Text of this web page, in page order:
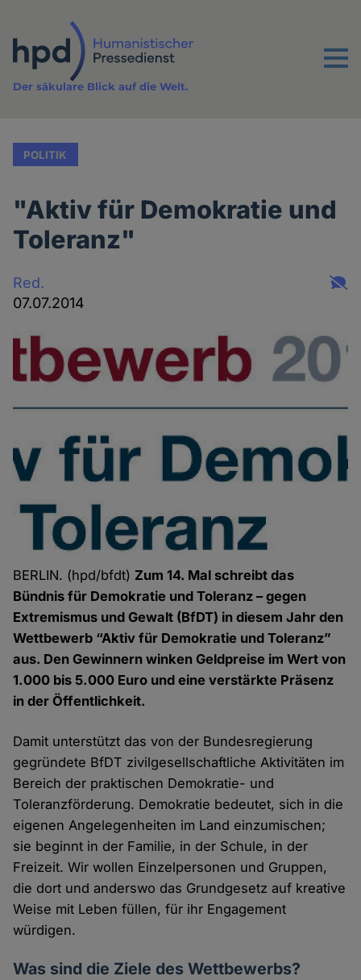
Inhalt
Menu
Der säkulare Blick auf die Welt.
POLITIK
"Aktiv für Demokratie und
Toleranz"
Red.
07.07.2014
BERLIN. (hpd/bfdt) Zum 14. Mal schreibt das
Bündnis für Demokratie und Toleranz – gegen
Extremismus und Gewalt (BfDT) in diesem Jahr den
Wettbewerb “Aktiv für Demokratie und Toleranz”
aus. Den Gewinnern winken Geldpreise im Wert von
1.000 bis 5.000 Euro und eine verstärkte Präsenz
in der Öffentlichkeit.
Damit unterstützt das von der Bundesregierung
gegründete BfDT zivilgesellschaftliche Aktivitäten im
Bereich der praktischen Demokratie- und
Toleranzförderung. Demokratie bedeutet, sich in die
eigenen Angelegenheiten im Land einzumischen;
sie beginnt in der Familie, in der Schule, in der
Freizeit. Wir wollen Einzelpersonen und Gruppen,
die dort und anderswo das Grundgesetz auf kreative
Weise mit Leben füllen, für ihr Engagement
würdigen.
Was sind die Ziele des Wettbewerbs?